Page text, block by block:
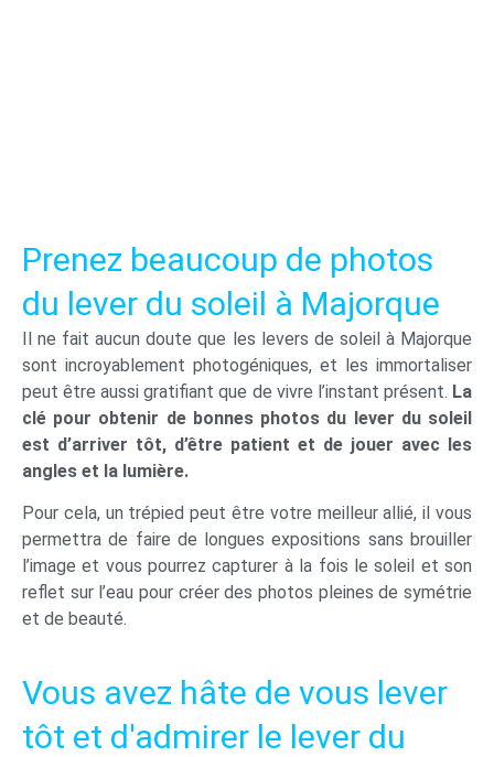
Prenez beaucoup de photos
du lever du soleil à Majorque
Il ne fait aucun doute que les levers de soleil à Majorque
sont incroyablement photogéniques, et les immortaliser
peut être aussi gratifiant que de vivre l’instant présent. La
clé pour obtenir de bonnes photos du lever du soleil
est d’arriver tôt, d’être patient et de jouer avec les
angles et la lumière.
Pour cela, un trépied peut être votre meilleur allié, il vous
permettra de faire de longues expositions sans brouiller
l’image et vous pourrez capturer à la fois le soleil et son
reflet sur l’eau pour créer des photos pleines de symétrie
et de beauté.
Vous avez hâte de vous lever
tôt et d'admirer le lever du